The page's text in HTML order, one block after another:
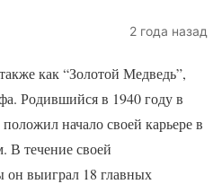
2 года назад
как “Золотой Медведь”,
Родившийся в 1940 году в
начало своей карьере в
В течение своей
он выиграл 18 главных